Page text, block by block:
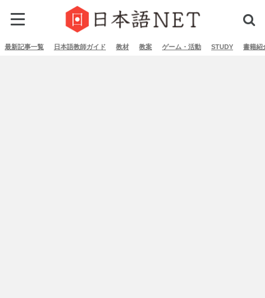
最新記事一覧 日本語教師ガイド 教材 教案 ゲーム・活動 STUDY 書籍紹